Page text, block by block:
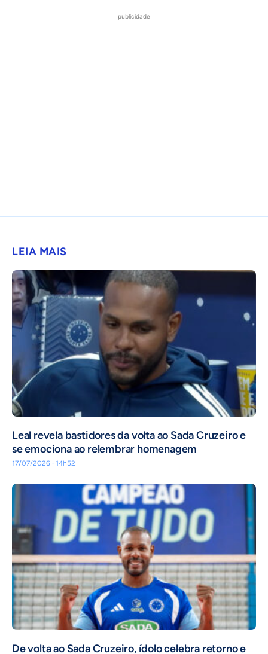
publicidade
LEIA MAIS
Leal revela bastidores da volta ao Sada Cruzeiro e
se emociona ao relembrar homenagem
17/07/2026 · 14h52
De volta ao Sada Cruzeiro, ídolo celebra retorno e